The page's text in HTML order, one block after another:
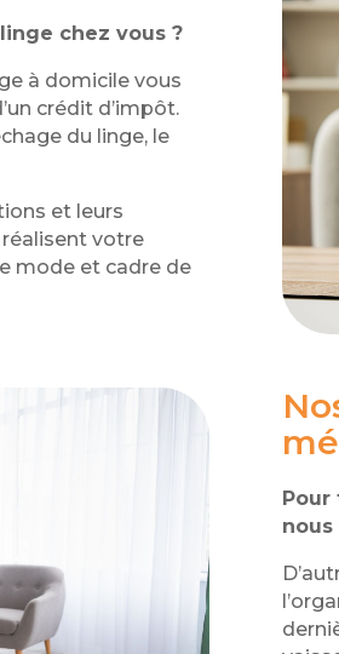
chez vous ?
à domicile vous
crédit d’impôt.
du linge, le
et leurs
votre
mode et cadre de
Pour